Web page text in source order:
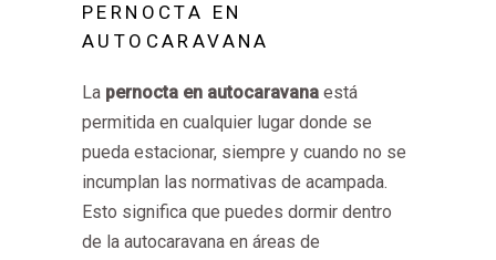
PERNOCTA EN
AUTOCARAVANA
La pernocta en autocaravana está
permitida en cualquier lugar donde se
pueda estacionar, siempre y cuando no se
incumplan las normativas de acampada.
Esto significa que puedes dormir dentro
de la autocaravana en áreas de